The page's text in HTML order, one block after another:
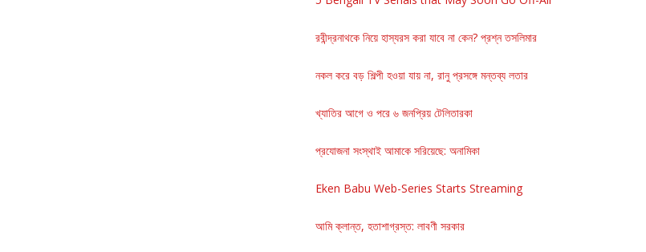
রবীন্দ্রনাথকে নিয়ে হাস্যরস করা যাবে না কেন? প্রশ্ন তসলিমার
নকল করে বড় শিল্পী হওয়া যায় না, রানু প্রসঙ্গে মন্তব্য লতার
খ্যাতির আগে ও পরে ৬ জনপ্রিয় টেলিতারকা
প্রযোজনা সংস্থাই আমাকে সরিয়েছে: অনামিকা
Eken Babu Web-Series Starts Streaming
আমি ক্লান্ত, হতাশাগ্রস্ত: লাবণী সরকার